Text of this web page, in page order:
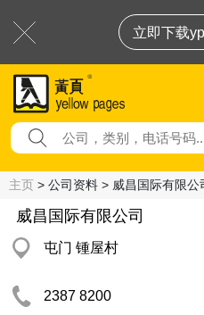
立即下载
主页 > 公司资料 > 威昌国际有限公
威昌国际有限公司
屯门 锺屋村
2387 8200